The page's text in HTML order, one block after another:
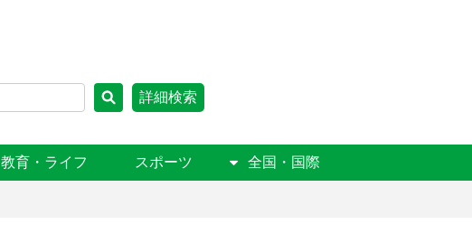
詳細検索
教育・ライフ スポーツ 全国・国際